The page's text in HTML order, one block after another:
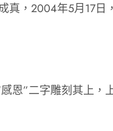
，2004年5月17
恩”二字雕刻其上，